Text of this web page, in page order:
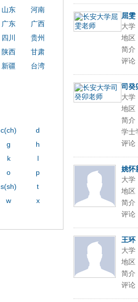
dfbsetx9899197996xxca
屈雯
大学
地区
简介
评论
司癸
大学
地区
简介
学士
评论
姚怀
大学
地区
简介
评论
王环
大学
地区
简介
评论
山东
河南
广东
广西
四川
贵州
陕西
甘肃
新疆
台湾
c(ch)
d
g
h
k
l
o
p
s(sh)
t
w
x